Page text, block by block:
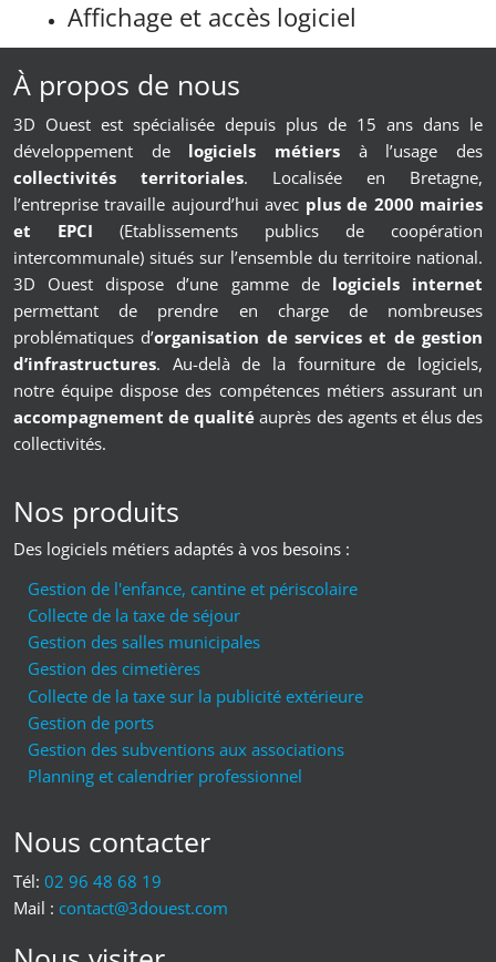
Affichage et accès logiciel
À propos de nous
3D Ouest est spécialisée depuis plus de 15 ans dans le
développement de logiciels métiers à l’usage des
collectivités territoriales. Localisée en Bretagne,
l’entreprise travaille aujourd’hui avec plus de 2000 mairies
et EPCI (Etablissements publics de coopération
intercommunale) situés sur l’ensemble du territoire national.
3D Ouest dispose d’une gamme de logiciels internet
permettant de prendre en charge de nombreuses
problématiques d’organisation de services et de gestion
d’infrastructures. Au-delà de la fourniture de logiciels,
notre équipe dispose des compétences métiers assurant un
accompagnement de qualitéauprès des agents et élus des
collectivités.
Nos produits
Des logiciels métiers adaptés à vos besoins :
Gestion de l'enfance, cantine et périscolaire
Collecte de la taxe de séjour
Gestion des salles municipales
Gestion des cimetières
Collecte de la taxe sur la publicité extérieure
Gestion de ports
Gestion des subventions aux associations
Planning et calendrier professionnel
Nous contacter
Tél: 02 96 48 68 19
Mail : moc.tseuod3@tcatnoc